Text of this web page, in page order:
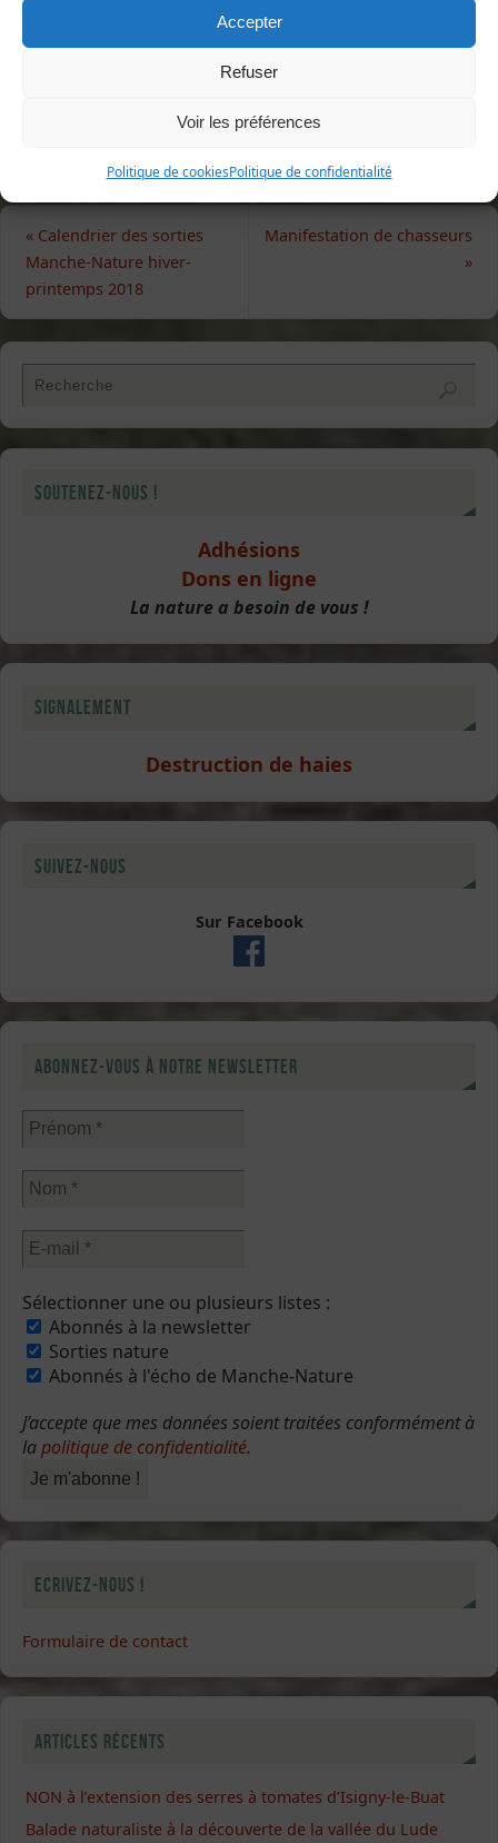
Accepter
Refuser
Voir les préférences
Politique de cookiesPolitique de confidentialité
environnementaux.
Alain MILLIEN
«Calendrier des sorties
Manche-Nature hiver-
printemps 2018
Manifestation de chasseurs
»
Soutenez-nous !
Adhésions
Dons en ligne
La nature a besoin de vous !
Signalement
Destruction de haies
Suivez-nous
Sur Facebook
Abonnez-vous à notre newsletter
Sélectionner une ou plusieurs listes :
Abonnés à la newsletter
Sorties nature
Abonnés à l'écho de Manche-Nature
J’accepte que mes données soient traitées conformément à
lapolitique de confidentialité.
Ecrivez-nous !
Formulaire de contact
Articles récents
NON à l’extension des serres à tomates d’Isigny-le-Buat
Balade naturaliste à la découverte de la vallée du Lude